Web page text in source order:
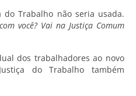
do Trabalho não seria usada.
você? Vai na Justiça Comum
dos trabalhadores ao novo
do Trabalho também